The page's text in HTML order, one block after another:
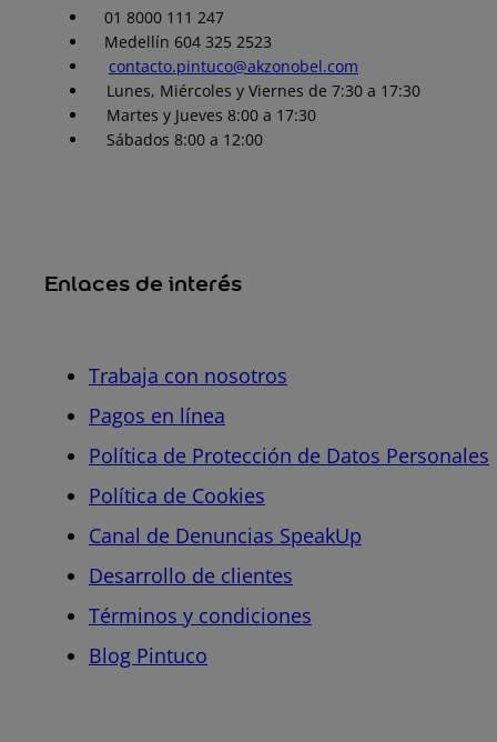
01 8000 111 247
Medellín 604 325 2523
contacto.pintuco@akzonobel.com
Lunes, Miércoles y Viernes de 7:30 a 17:30
Martes y Jueves 8:00 a 17:30
Sábados 8:00 a 12:00
Enlaces de interés
Trabaja con nosotros
Pagos en línea
Política de Protección de Datos Personales
Política de Cookies
Canal de Denuncias SpeakUp
Desarrollo de clientes
Términos y condiciones
Blog Pintuco